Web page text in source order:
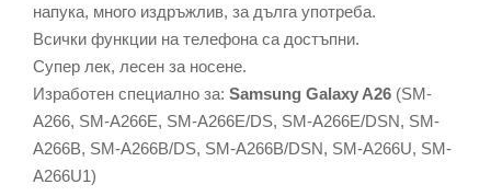
напука, много издръжлив, за дълга употреба.
Всички функции на телефона са достъпни.
Супер лек, лесен за носене.
Изработен специално за: Samsung Galaxy A26 (SM-
A266, SM-A266E, SM-A266E/DS, SM-A266E/DSN, SM-
A266B, SM-A266B/DS, SM-A266B/DSN, SM-A266U, SM-
A266U1)